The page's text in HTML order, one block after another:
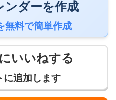
ダーを作成
無料で簡単作成
いいねする
に追加します